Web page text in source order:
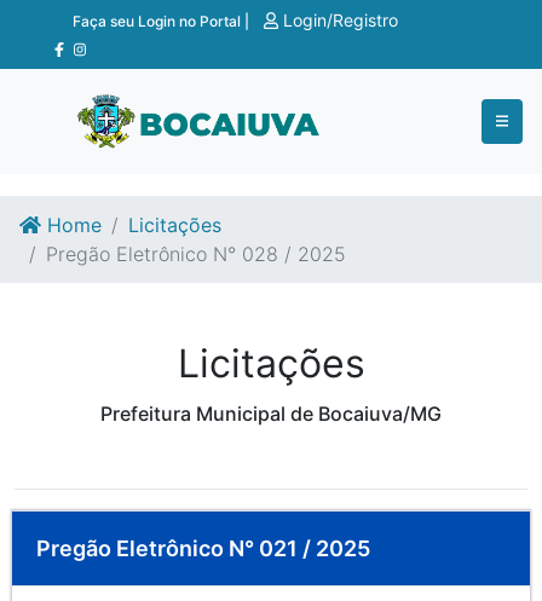
Ir para o conteúdo
Ir para o fim do conteúdo
Faça seu Login no Portal | Login/Registro
Home
Licitações
Pregão Eletrônico N° 028 / 2025
Licitações
Prefeitura Municipal de Bocaiuva/MG
Pregão Eletrônico N° 021 / 2025